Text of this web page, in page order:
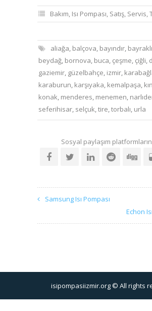
Bakım, Isı Pompası, Satış, Servis,
aliağa, balçova, bayındır, bayraklı
beydağ, bornova, buca, çeşme, çiğli,
gaziemir, güzelbahçe, izmir,
karaburun, karşıyaka, kemalpaşa,
konak, menderes, menemen,
seferihisar, selçuk,tire,torbalı, urla
Sosyal paylaşım
Samsung Isı Pompası
Echon
isipompasiizmir.org © All rights